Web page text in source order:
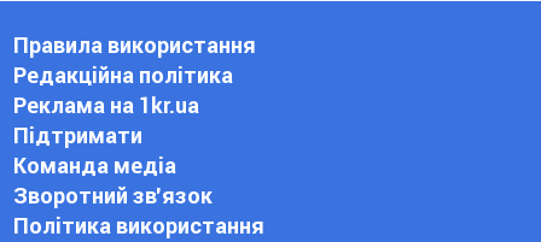
Правила використання
Редакційна політика
Реклама на 1kr.ua
Підтримати
Команда медіа
Зворотний зв'язок
Політика використання